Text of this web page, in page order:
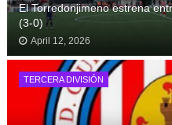
El Torredonjimeno estrena
(3-0)
April 12, 2026
TERCERA DIVISIÓN